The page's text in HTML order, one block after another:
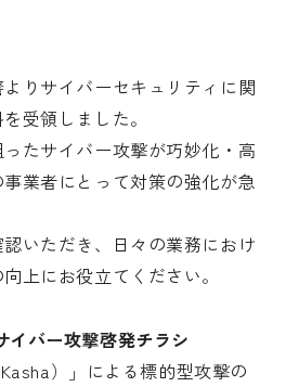
りサイバーセキュリティに関
受領しました。
たサイバー攻撃が巧妙化・高
業者にとって対策の強化が急
いただき、日々の業務におけ
上にお役立てください。
バー攻撃啓発チラシ
）」による標的型攻撃の